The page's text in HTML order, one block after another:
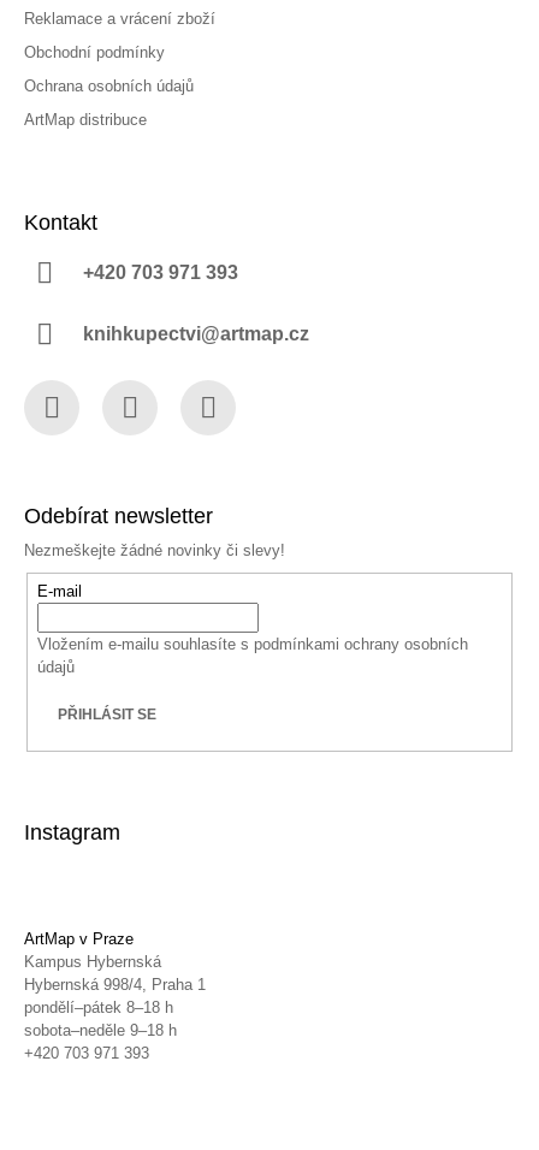
Reklamace a vrácení zboží
Obchodní podmínky
Ochrana osobních údajů
ArtMap distribuce
Kontakt
+420 703 971 393
knihkupectvi@artmap.cz
Odebírat newsletter
Nezmeškejte žádné novinky či slevy!
E-mail
Vložením e-mailu souhlasíte s podmínkami ochrany osobních
údajů
PŘIHLÁSIT SE
Instagram
ArtMap v Praze
Kampus Hybernská
Hybernská 998/4, Praha 1
pondělí–pátek 8–18 h
sobota–neděle 9–18 h
+420 703 971 393